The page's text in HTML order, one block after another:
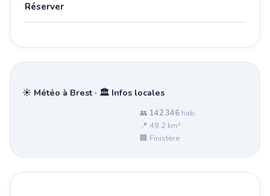
Réserver
☀️ Météo à Brest · 🏛️ Infos locales
👥 142 346 hab.
📍 49.2 km²
🏢 Finistère